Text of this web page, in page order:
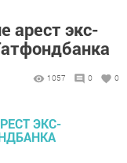
арест экс-
1057 0 0